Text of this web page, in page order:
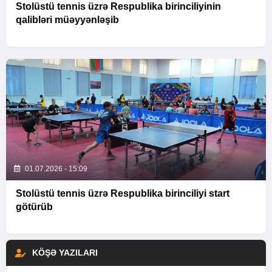
Stolüstü tennis üzrə Respublika birinciliyinin
qalibləri müəyyənləşib
01.07.2026 - 15:09
Stolüstü tennis üzrə Respublika birinciliyi start
götürüb
KÖŞƏ YAZILARI